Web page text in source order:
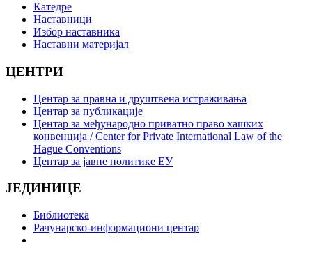
Катедре
Наставници
Избор наставника
Наставни материјал
ЦЕНТРИ
Центар за правна и друштвена истраживања
Центар за публикације
Центар за међународно приватно право хашких
конвенција / Center for Private International Law of the
Hague Conventions
Центар за јавне политике ЕУ
ЈЕДИНИЦЕ
Библиотека
Рачунарско-информациони центар